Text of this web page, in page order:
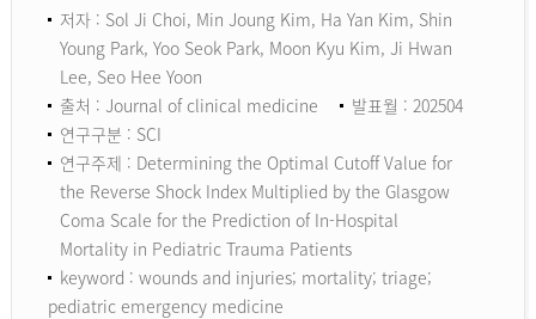
저자 : Sol Ji Choi, Min Joung Kim, Ha Yan Kim, Shin
Young Park, Yoo Seok Park, Moon Kyu Kim, Ji Hwan
Lee, Seo Hee Yoon
출처 : Journal of clinical medicine
발표월 : 202504
연구구분 : SCI
연구주제 : Determining the Optimal Cutoff Value for
the Reverse Shock Index Multiplied by the Glasgow
Coma Scale for the Prediction of In-Hospital
Mortality in Pediatric Trauma Patients
keyword : wounds and injuries; mortality; triage;
pediatric emergency medicine